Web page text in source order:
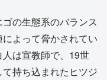
の生態系のバランス
よって脅かされてい
は宣教師で、19世
持ち込まれたヒツジ